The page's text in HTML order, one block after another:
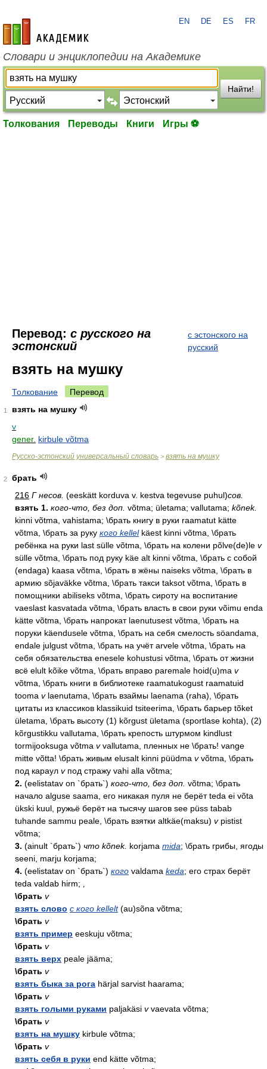
academic.ru
EN DE ES FR
Словари и энциклопедии на Академике
Найти!
Толкования Переводы Книги Игры ⚽
Перевод: с русского на
эстонский
с эстонского на
русский
взять на мушку
Толкование Перевод
1
взять на мушку
v
gener. kirbule võtma
Русско-эстонский универсальный словарь > взять на мушку
2
брать
216 Г несов. (eeskätt korduva v. kestva tegevuse puhul)сов.
взять 1. кого-что, без доп. võtma; ületama; vallutama; kõnek.
kinni võtma, vahistama; \брать книгу в руки raamatut kätte
võtma, \брать за руку кого kellelkäest kinni võtma, \брать
ребёнка на руки last sülle võtma, \брать на колени põlve(de)le v
sülle võtma, \брать под руку käe alt kinni võtma, \брать с собой
(endaga) kaasa võtma, \брать в жёны naiseks võtma, \брать в
армию sõjaväkke võtma, \брать такси taksot võtma, \брать в
помощники abiliseks võtma, \брать сироту на воспитание
vaeslast kasvatada võtma, \брать власть в свои руки võimu enda
kätte võtma, \брать напрокат laenutusest võtma, \брать на
поруки käendusele võtma, \брать на себя смелость söandama,
endale julgust võtma, \брать на учёт arvele võtma, \брать на
себя обязательства enesele kohustusi võtma, \брать от жизни
всё elult kõike võtma, \брать вправо paremale hoid(u)ma v
võtma, \брать книги в библиотеке raamatukogust raamatuid
tooma vlaenutama, \брать взаймы laenama (raha), \брать
цитаты из классиков klassikuid tsiteerima, \брать барьер tõket
ületama, \брать высоту (1) kõrgust ületama (sportlase kohta), (2)
kõrgustikku vallutama, \брать крепость штурмом kindlust
tormijooksuga võtma vvallutama, пленных не \брать! vange
mitte võtta! \брать живым elusalt kinni püüdma vvõtma, \брать
под караул vпод стражу vahi alla võtma;
2. (eelistatav on `брать`) кого-что, без доп. võtma; \брать
начало alguse saama, его никакая пуля не берёт teda ei võta
ükski kuul, ружьё берёт на тысячу шагов see püss tabab
tuhande sammu peale, \брать взятки altkäe(maksu) vpistist
võtma;
3. (ainult `брать`) что kõnek. korjama mida; \брать грибы, ягоды
seeni, marju korjama;
4. (eelistatav on `брать`) кого valdama keda; его страх берёт
teda valdab hirm; ‚
\брать v
взять слово с кого kellelt(au)sõna võtma;
\брать v
взять пример eeskuju võtma;
\брать v
взять верх peale jääma;
\брать v
взять быка за рога härjal sarvist haarama;
\брать v
взять голыми руками paljakäsi vvaevata võtma;
\брать v
взять на мушку kirbule võtma;
\брать v
взять себя в руки end kätte võtma;